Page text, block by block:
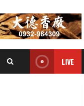
LIVE